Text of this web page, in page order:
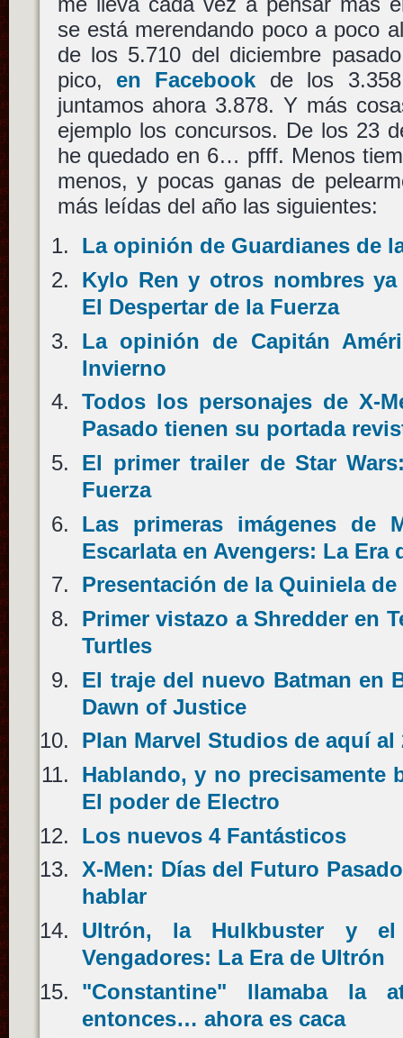
se está merendando poco a poco
de los 5.710 del diciembre
pico, en Facebook de los
juntamos ahora 3.878. Y más
ejemplo los concursos. De los 23
he quedado en 6… pfff. Menos
menos, y pocas ganas de
más leídas del año las siguientes:
La opinión de Guardianes de
Kylo Ren y otros nombres
El Despertar de la Fuerza
La opinión de Capitán
Invierno
Todos los personajes de X-
Pasado tienen su portada
El primer trailer de Star
Fuerza
Las primeras imágenes de
Escarlata en Avengers: La Era
Presentación de la Quiniela de
Primer vistazo a Shredder en
Turtles
El traje del nuevo Batman en
Dawn of Justice
Plan Marvel Studios de aquí al
Hablando, y no precisamente
El poder de Electro
Los nuevos 4 Fantásticos
X-Men: Días del Futuro
hablar
Ultrón, la Hulkbuster y
Vengadores: La Era de Ultrón
"Constantine" llamaba la
entonces… ahora es caca